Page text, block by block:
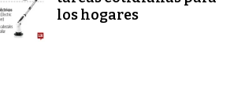
los hogares